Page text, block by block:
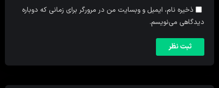
ذخیره نام، ایمیل و وبسایت من در مرورگر برای زمانی که دوباره
دیدگاهی می‌نویسم.